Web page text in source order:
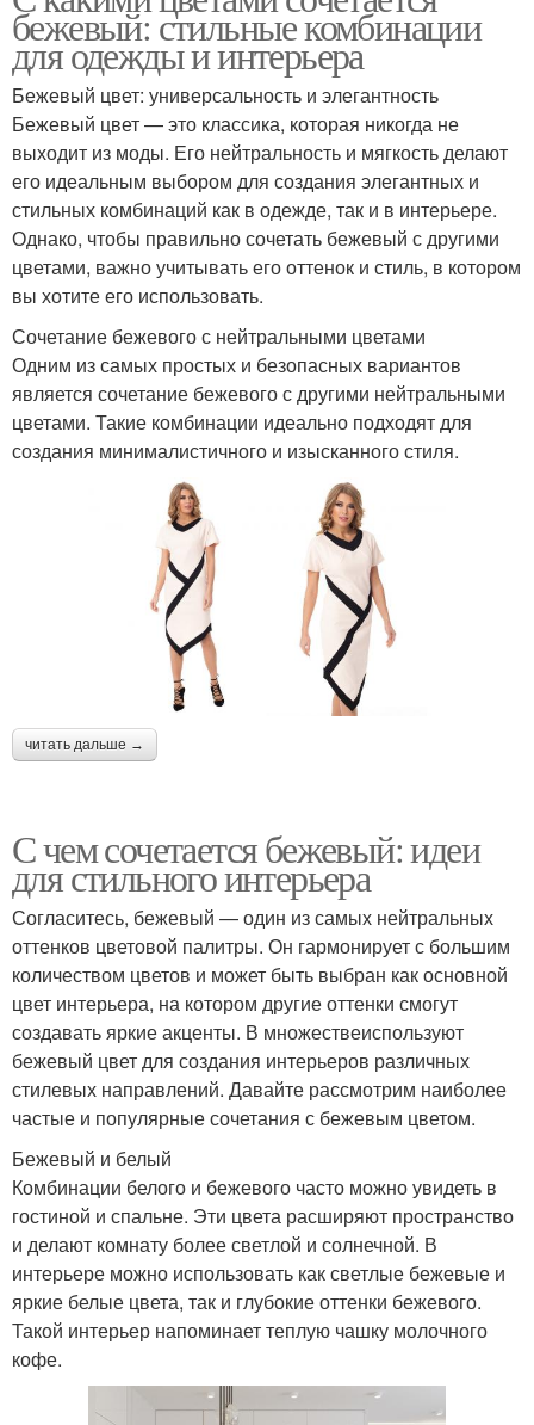
бежевый: стильные комбинации
для одежды и интерьера
Бежевый цвет: универсальность и элегантность
Бежевый цвет — это классика, которая никогда не
выходит из моды. Его нейтральность и мягкость делают
его идеальным выбором для создания элегантных и
стильных комбинаций как в одежде, так и в интерьере.
Однако, чтобы правильно сочетать бежевый с другими
цветами, важно учитывать его оттенок и стиль, в котором
вы хотите его использовать.
Сочетание бежевого с нейтральными цветами
Одним из самых простых и безопасных вариантов
является сочетание бежевого с другими нейтральными
цветами. Такие комбинации идеально подходят для
создания минималистичного и изысканного стиля.
читать дальше →
С чем сочетается бежевый: идеи
для стильного интерьера
Согласитесь, бежевый — один из самых нейтральных
оттенков цветовой палитры. Он гармонирует с большим
количеством цветов и может быть выбран как основной
цвет интерьера, на котором другие оттенки смогут
создавать яркие акценты. В множествеиспользуют
бежевый цвет для создания интерьеров различных
стилевых направлений. Давайте рассмотрим наиболее
частые и популярные сочетания с бежевым цветом.
Бежевый и белый
Комбинации белого и бежевого часто можно увидеть в
гостиной и спальне. Эти цвета расширяют пространство
и делают комнату более светлой и солнечной. В
интерьере можно использовать как светлые бежевые и
яркие белые цвета, так и глубокие оттенки бежевого.
Такой интерьер напоминает теплую чашку молочного
кофе.